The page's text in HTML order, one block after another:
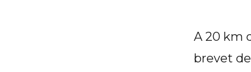
A 20 km
brevet